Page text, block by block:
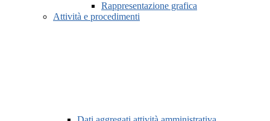
Rappresentazione grafica
Attività e procedimenti